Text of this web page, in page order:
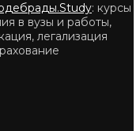
: курсы
в вузы и работы,
легализация